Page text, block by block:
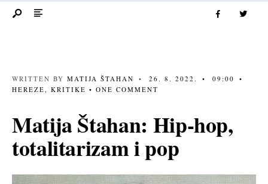
WRITTEN BY MATIJA ŠTAHAN • 26. 8. 2022. • 09:00
•
HEREZE, KRITIKE • ONE COMMENT
Matija Štahan: Hip-hop,
totalitarizam i pop